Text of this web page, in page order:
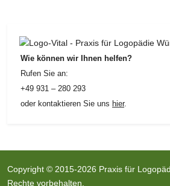
Wie können wir Ihnen helfen?
Rufen Sie an:
+49 931 – 280 293
oder kontaktieren Sie uns hier.
Copyright © 2015-2026 Praxis für
Rechte vorbehalten.